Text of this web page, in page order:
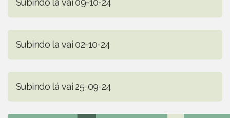
Subindo lá vai 09-10-24
Subindo la vai 02-10-24
Subindo lá vai 25-09-24